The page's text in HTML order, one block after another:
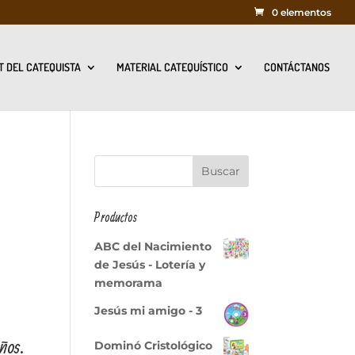
0 elementos
DEL CATEQUISTA MATERIAL CATEQUÍSTICO CONTÁCTANOS
Productos
ABC del Nacimiento
de Jesús - Lotería y
memorama
Jesús mi amigo - 3
Dominó Cristológico